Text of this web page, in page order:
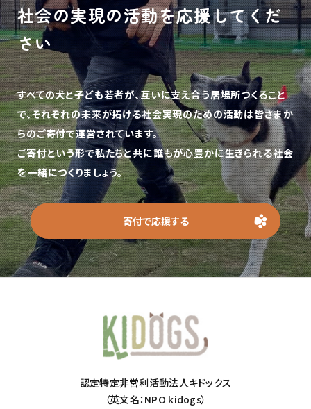
社会の実現の活動を応援してくだ
さい
すべての犬と子ども若者が、互いに支え合う居場所つくること
で、それぞれの未来が拓ける社会実現のための活動は皆さまか
らのご寄付で運営されています。
ご寄付という形で私たちと共に誰もが心豊かに生きられる社会
を一緒につくりましょう。
寄付で応援する
認定特定非営利活動法人キドックス
（英文名：NPO kidogs）